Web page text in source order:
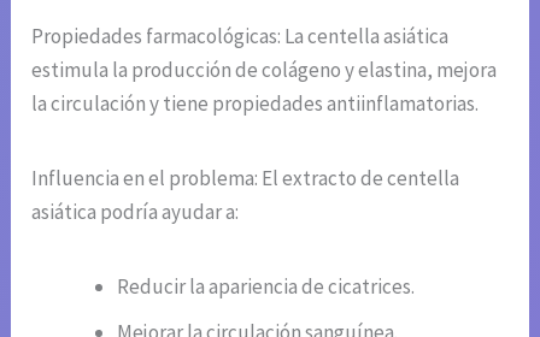
Propiedades farmacológicas: La centella asiática
estimula la producción de colágeno y elastina, mejora
la circulación y tiene propiedades antiinflamatorias.
Influencia en el problema: El extracto de centella
asiática podría ayudar a:
Reducir la apariencia de cicatrices.